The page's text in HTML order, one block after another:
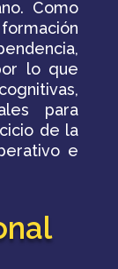
Como
lo que
para
de la
e